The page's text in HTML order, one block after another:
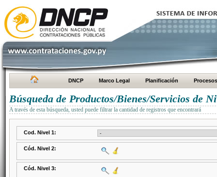
DNCP Marco Legal Planificación Procesos
Búsqueda de Productos/Bienes/Servicios de
A través de esta búsqueda, usted puede filtrar la cantidad de registros que encontrará
Cod. Nivel 1:
Cód. Nivel 2:
Cód. Nivel 3: